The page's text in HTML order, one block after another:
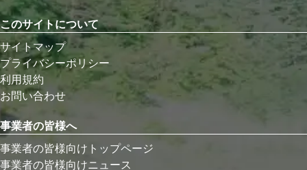
このサイトについて
サイトマップ
プライバシーポリシー
利用規約
お問い合わせ
事業者の皆様へ
事業者の皆様向けトップページ
事業者の皆様向けニュース